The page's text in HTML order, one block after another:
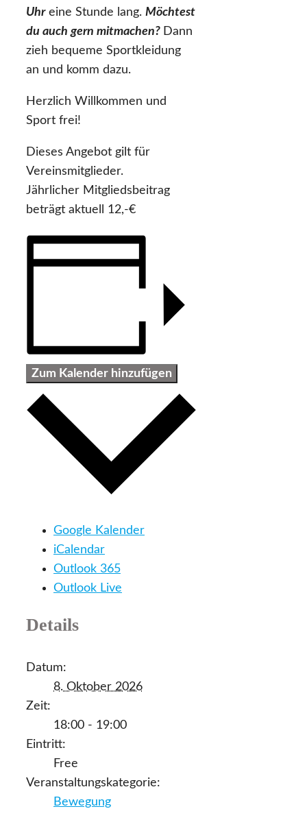
Uhreine Stunde lang. Möchtest
du auch gern mitmachen? Dann
zieh bequeme Sportkleidung
an und komm dazu.
Herzlich Willkommen und
Sport frei!
Dieses Angebot gilt für
Vereinsmitglieder.
Jährlicher Mitgliedsbeitrag
beträgt aktuell 12,-€
Zum Kalender hinzufügen
Google Kalender
iCalendar
Outlook 365
Outlook Live
Details
Datum:
8. Oktober 2026
Zeit:
18:00 - 19:00
Eintritt:
Free
Veranstaltungskategorie:
Bewegung